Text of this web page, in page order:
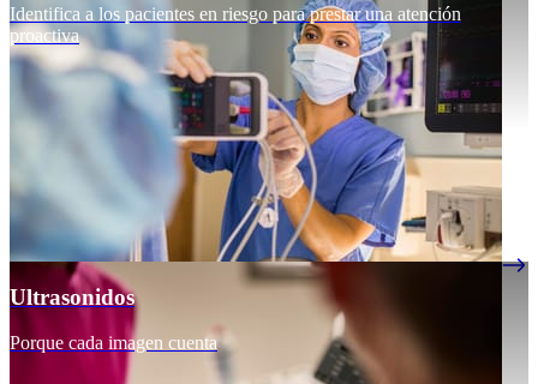
Identifica a los pacientes en riesgo para prestar una atención
proactiva
Ultrasonidos
Porque cada imagen cuenta